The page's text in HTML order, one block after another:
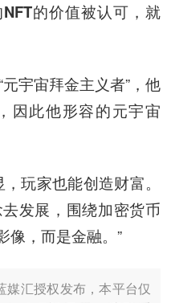
的价值被认可，就
宇宙拜金主义者”，他
因此他形容的元宇宙
玩家也能创造财富。
发展，围绕加密货币
，而是金融。 ”
媒汇授权发布，本平台仅